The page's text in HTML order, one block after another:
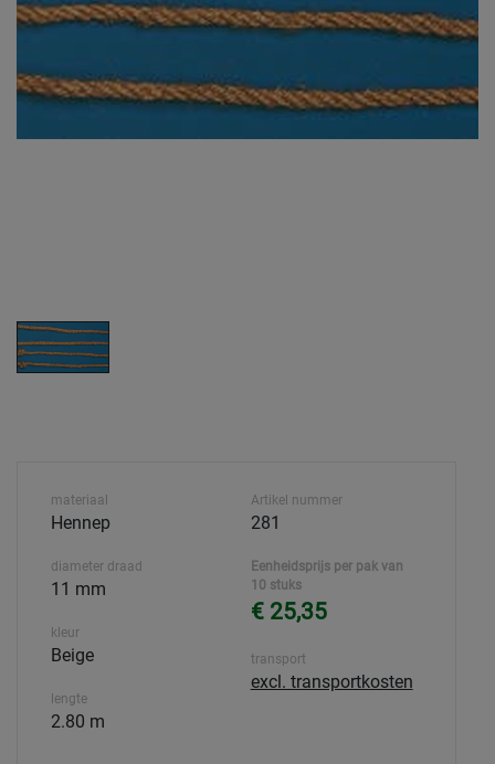
materiaal
Hennep
diameter draad
11 mm
kleur
Beige
lengte
2.80 m
Artikel nummer
281
Eenheidsprijs per pak van
10 stuks
€ 25,35
transport
excl. transportkosten